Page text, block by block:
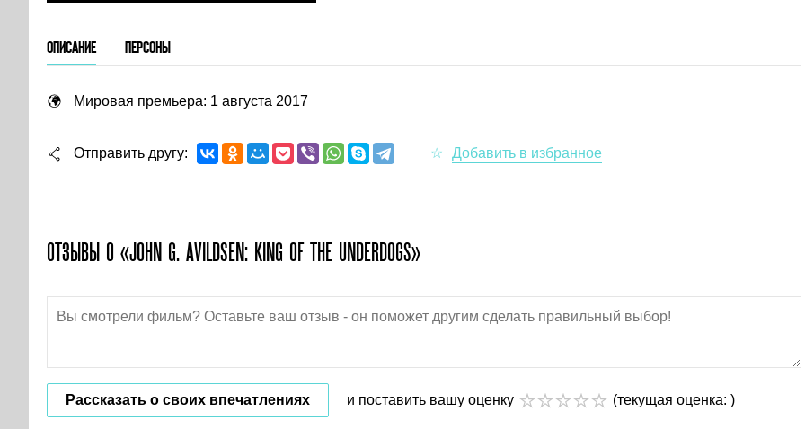
ОПИСАНИЕ ПЕРСОНЫ
Мировая премьера: 1 августа 2017
Отправить другу
ОТЗЫВЫ О «JOHN G. AVILDSEN: KING OF THE UNDERDOGS»
Рассказать о своих впечатлениях и поставить вашу оценку (текущая оценка: )